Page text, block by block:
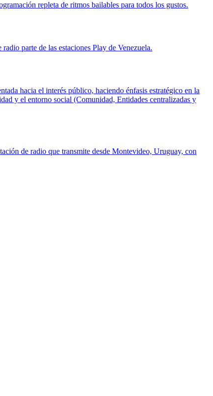
repleta de ritmos bailables para todos los gustos.
parte de las estaciones Play de Venezuela.
hacia el interés público, haciendo énfasis estratégico en la
y el entorno social (Comunidad, Entidades centralizadas y
de radio que transmite desde Montevideo, Uruguay, con